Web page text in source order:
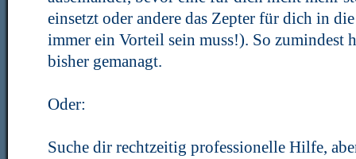
einsetzt oder andere das Zepter für dich in
immer ein Vorteil sein muss!). So zumindest
bisher gemanagt.
Oder:
Suche dir rechtzeitig professionelle Hilfe,